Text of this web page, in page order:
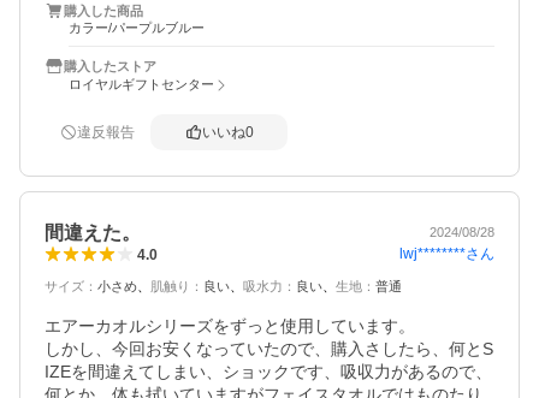
購入した商品
カラー/パープルブルー
購入したストア
ロイヤルギフトセンター
違反報告 いいね0
間違えた。 2024/08/28
4.0 lwj********さん
サイズ ： 小さめ 肌触り ： 良い 吸水力 ： 良い 生地 ： 普通
エアーカオルシリーズをずっと使用しています。
しかし、今回お安くなっていたので、購入さしたら、何とS
IZEを間違えてしまい、ショックです、吸収力があるので、